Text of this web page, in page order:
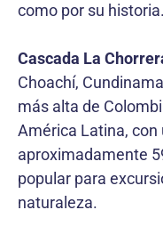
como por su historia.
Cascada La
Choachí,
más alta de
América Latina, con
aproximadamente
popular para
naturaleza.